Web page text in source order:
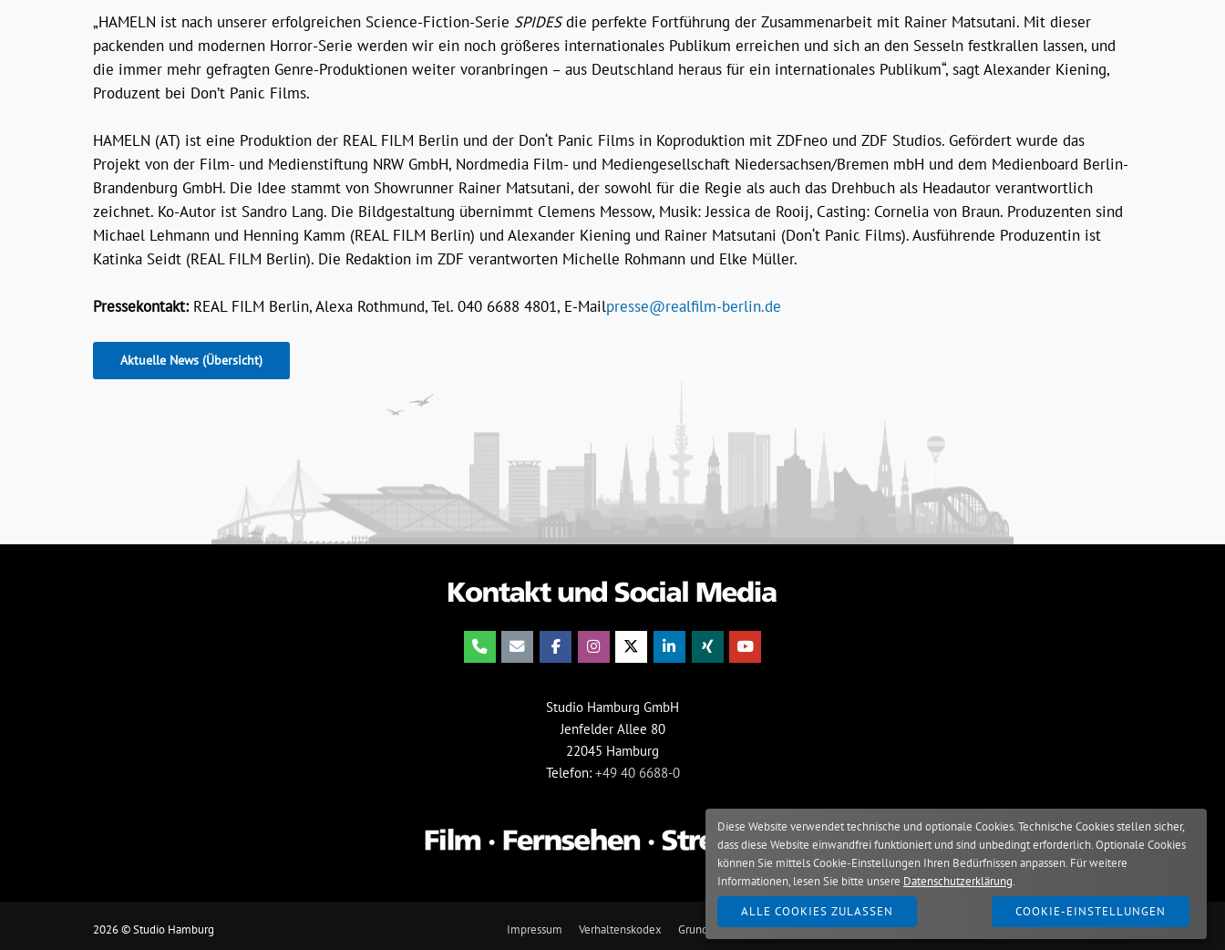
„HAMELN ist nach unserer erfolgreichen Science-Fiction-Serie SPIDESdie perfekte Fortführung der Zusammenarbeit mit Rainer Matsutani. Mit dieser
packenden und modernen Horror-Serie werden wir ein noch größeres internationales Publikum erreichen und sich an den Sesseln festkrallen lassen, und
die immer mehr gefragten Genre-Produktionen weiter voranbringen – aus Deutschland heraus für ein internationales Publikum“, sagt Alexander Kiening,
Produzent bei Don’t Panic Films.
HAMELN (AT) ist eine Produktion der REAL FILM Berlin und der Don‘t Panic Films in Koproduktion mit ZDFneo und ZDF Studios. Gefördert wurde das
Projekt von der Film- und Medienstiftung NRW GmbH, Nordmedia Film- und Mediengesellschaft Niedersachsen/Bremen mbH und dem Medienboard Berlin-
Brandenburg GmbH. Die Idee stammt von Showrunner Rainer Matsutani, der sowohl für die Regie als auch das Drehbuch als Headautor verantwortlich
zeichnet. Ko-Autor ist Sandro Lang. Die Bildgestaltung übernimmt Clemens Messow, Musik: Jessica de Rooij, Casting: Cornelia von Braun. Produzenten sind
Michael Lehmann und Henning Kamm (REAL FILM Berlin) und Alexander Kiening und Rainer Matsutani (Don‘t Panic Films). Ausführende Produzentin ist
Katinka Seidt (REAL FILM Berlin). Die Redaktion im ZDF verantworten Michelle Rohmann und Elke Müller.
Pressekontakt:REAL FILM Berlin, Alexa Rothmund, Tel. 040 6688 4801, E-Mailpresse@realfilm-berlin.de
Aktuelle News (Übersicht)
Studio Hamburg GmbH
Jenfelder Allee 80
22045 Hamburg
Telefon: +49 40 6688-0
2026 © Studio Hamburg Impressum Verhaltenskodex Grundsatzerklärung Datenschutzerklärung Hinweis auf Regelverstoß Antikorruption
Diese Website verwendet technische und optionale Cookies. Technische Cookies stellen sicher,
dass diese Website einwandfrei funktioniert und sind unbedingt erforderlich. Optionale Cookies
können Sie mittels Cookie-Einstellungen Ihren Bedürfnissen anpassen. Für weitere
Informationen, lesen Sie bitte unsere Datenschutzerklärung.
ALLE COOKIES ZULASSEN
COOKIE-EINSTELLUNGEN